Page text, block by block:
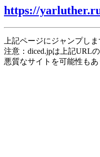
https://
上記ページにジャンプし
注意：diced.jpは上記URL
悪質なサイトを可能性も